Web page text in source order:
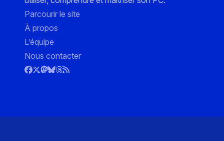
Parcourir le site
À propos
L’équipe
Nous contacter